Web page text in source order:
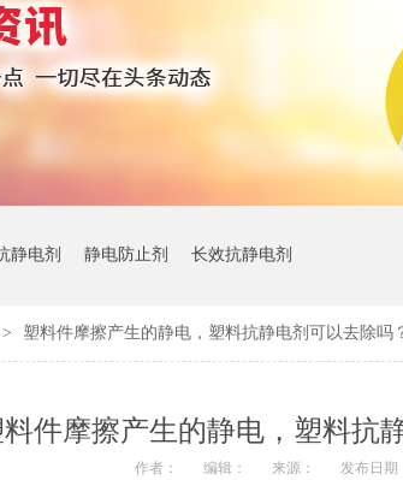
静电剂 静电防止剂 长效抗静电剂
> 塑料件摩擦产生的静电，塑料抗静电剂可以去除吗
件摩擦产生的静电，塑料抗
作者： 编辑： 来源： 发布日期